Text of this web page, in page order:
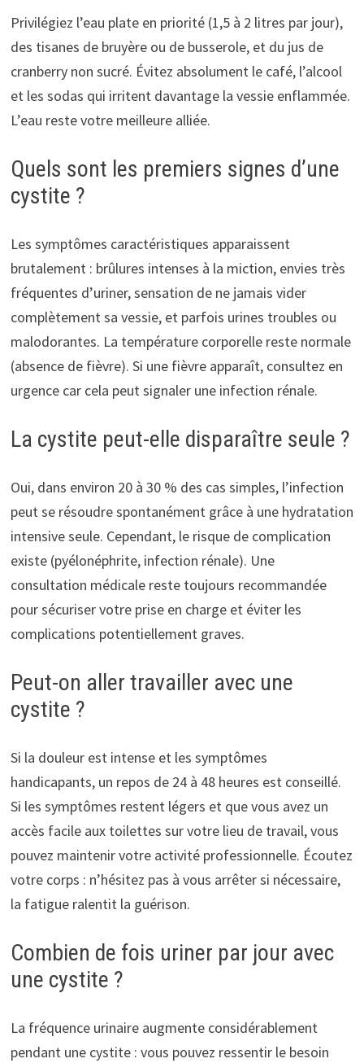
Privilégiez l’eau plate en priorité (1,5 à 2 litres par jour),
des tisanes de bruyère ou de busserole, et du jus de
cranberry non sucré. Évitez absolument le café, l’alcool
et les sodas qui irritent davantage la vessie enflammée.
L’eau reste votre meilleure alliée.
Quels sont les premiers signes d’une
cystite ?
Les symptômes caractéristiques apparaissent
brutalement : brûlures intenses à la miction, envies très
fréquentes d’uriner, sensation de ne jamais vider
complètement sa vessie, et parfois urines troubles ou
malodorantes. La température corporelle reste normale
(absence de fièvre). Si une fièvre apparaît, consultez en
urgence car cela peut signaler une infection rénale.
La cystite peut-elle disparaître seule ?
Oui, dans environ 20 à 30 % des cas simples, l’infection
peut se résoudre spontanément grâce à une hydratation
intensive seule. Cependant, le risque de complication
existe (pyélonéphrite, infection rénale). Une
consultation médicale reste toujours recommandée
pour sécuriser votre prise en charge et éviter les
complications potentiellement graves.
Peut-on aller travailler avec une
cystite ?
Si la douleur est intense et les symptômes
handicapants, un repos de 24 à 48 heures est conseillé.
Si les symptômes restent légers et que vous avez un
accès facile aux toilettes sur votre lieu de travail, vous
pouvez maintenir votre activité professionnelle. Écoutez
votre corps : n’hésitez pas à vous arrêter si nécessaire,
la fatigue ralentit la guérison.
Combien de fois uriner par jour avec
une cystite ?
La fréquence urinaire augmente considérablement
pendant une cystite : vous pouvez ressentir le besoin